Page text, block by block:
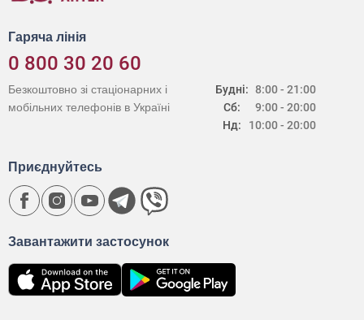
Гаряча лінія
0 800 30 20 60
Будні:
Сб:
Нд:
8:00 - 21:00
9:00 - 20:00
10:00 - 20:00
Безкоштовно зі стаціонарних і
мобільних телефонів в Україні
Завантажити застосунок
Приєднуйтесь